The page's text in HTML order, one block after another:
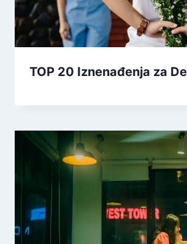
TOP 20 Iznenađenja za